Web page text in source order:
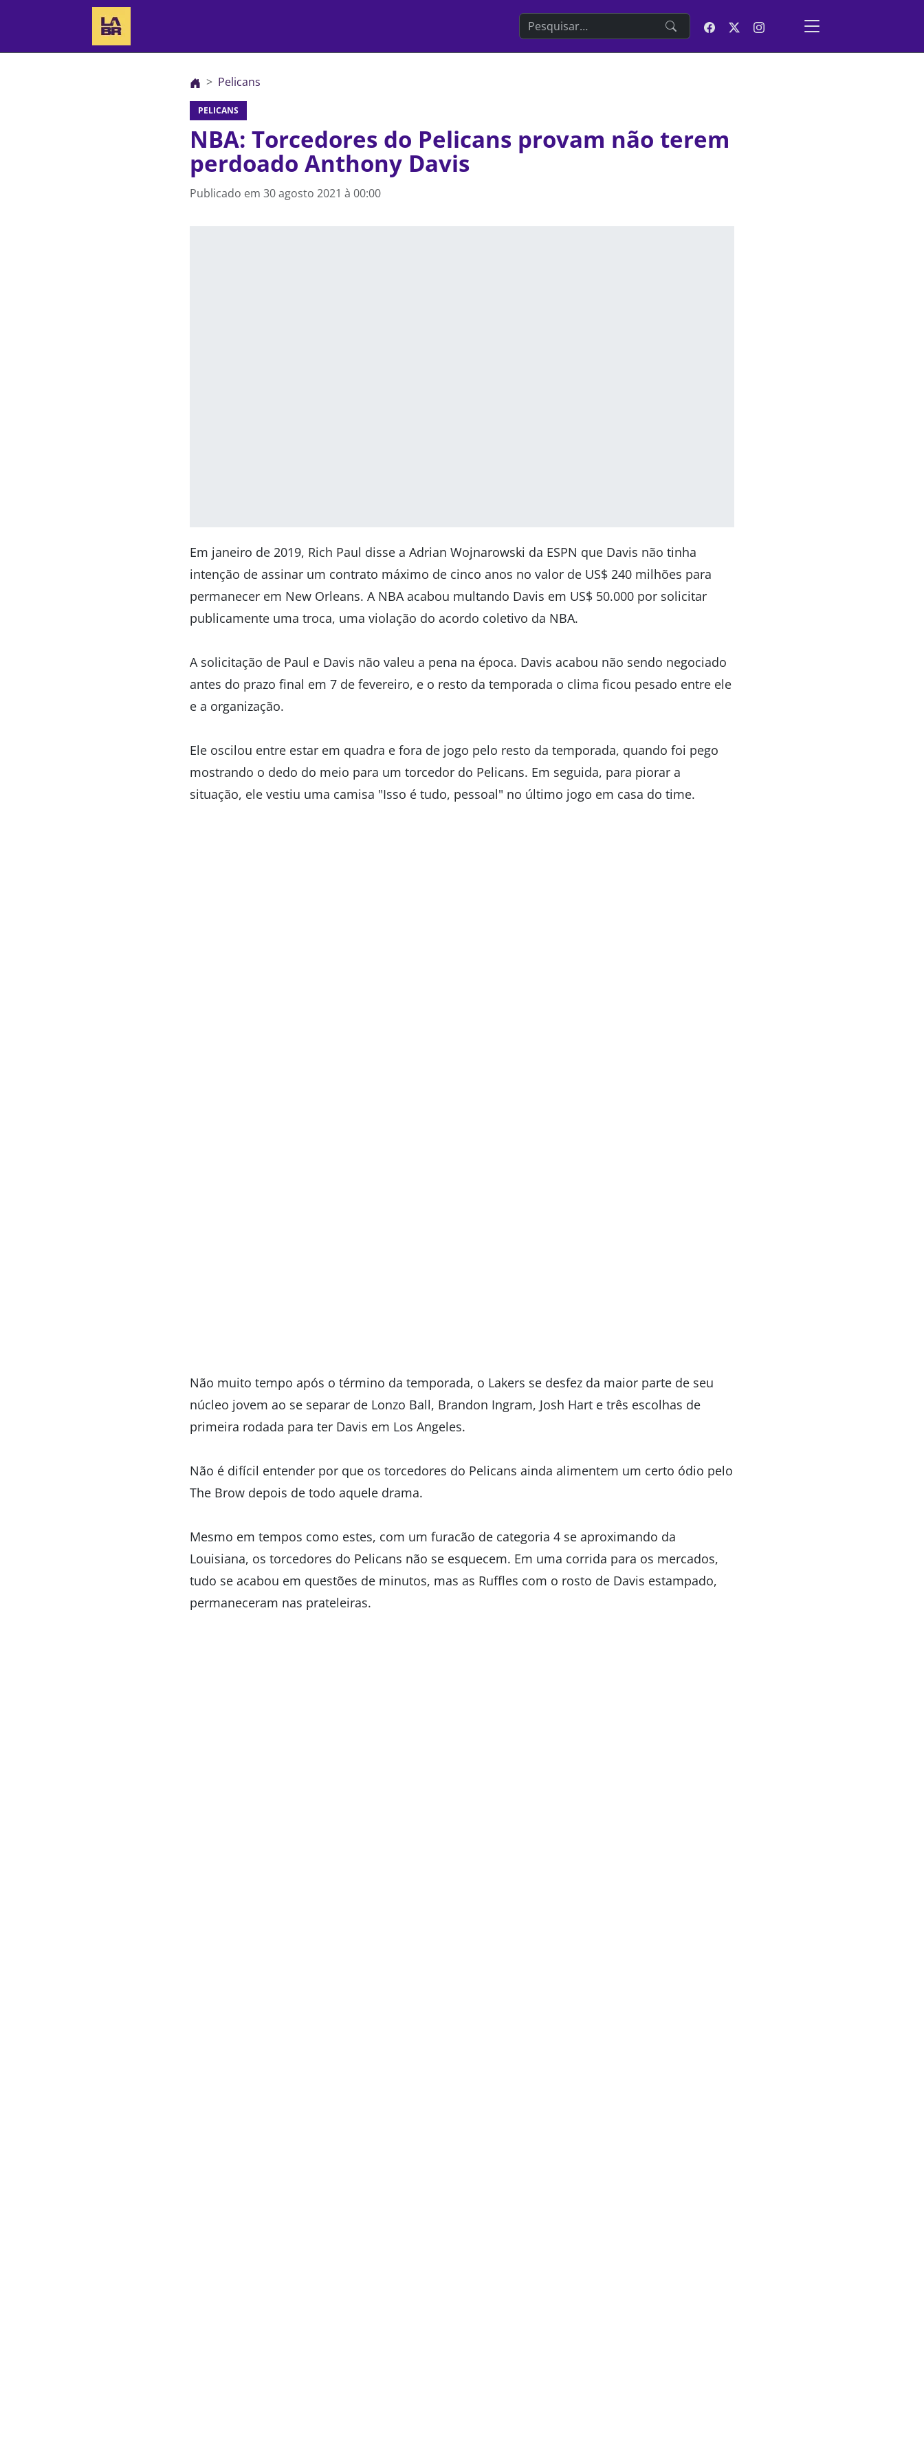
Search the website
Pelicans
PELICANS
NBA: Torcedores do Pelicans provam não terem
perdoado Anthony Davis
Publicado em 30 agosto 2021 à 00:00
Em janeiro de 2019, Rich Paul disse a Adrian Wojnarowski da ESPN que Davis não tinha
intenção de assinar um contrato máximo de cinco anos no valor de US$ 240 milhões para
permanecer em New Orleans. A NBA acabou multando Davis em US$ 50.000 por solicitar
publicamente uma troca, uma violação do acordo coletivo da NBA.
A solicitação de Paul e Davis não valeu a pena na época. Davis acabou não sendo negociado
antes do prazo final em 7 de fevereiro, e o resto da temporada o clima ficou pesado entre ele
e a organização.
Ele oscilou entre estar em quadra e fora de jogo pelo resto da temporada, quando foi pego
mostrando o dedo do meio para um torcedor do Pelicans. Em seguida, para piorar a
situação, ele vestiu uma camisa "Isso é tudo, pessoal" no último jogo em casa do time.
Não muito tempo após o término da temporada, o Lakers se desfez da maior parte de seu
núcleo jovem ao se separar de Lonzo Ball, Brandon Ingram, Josh Hart e três escolhas de
primeira rodada para ter Davis em Los Angeles.
Não é difícil entender por que os torcedores do Pelicans ainda alimentem um certo ódio pelo
The Brow depois de todo aquele drama.
Mesmo em tempos como estes, com um furacão de categoria 4 se aproximando da
Louisiana, os torcedores do Pelicans não se esquecem. Em uma corrida para os mercados,
tudo se acabou em questões de minutos, mas as Ruffles com o rosto de Davis estampado,
permaneceram nas prateleiras.